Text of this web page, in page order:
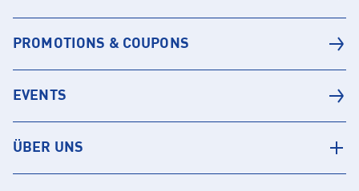
PROMOTIONS & COUPONS
EVENTS
ÜBER UNS